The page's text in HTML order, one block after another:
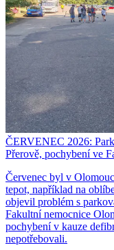
ČERVENEC 2026:
Přerově, pochybení ve
Červenec byl v
tepot, například na
objevil problém s
Fakultní nemocnice
pochybení v kauze
nepotřebovali.